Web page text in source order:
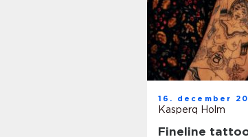
16. december
Kasperq Holm
Fineline